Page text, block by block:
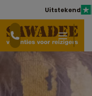
Uitstekend